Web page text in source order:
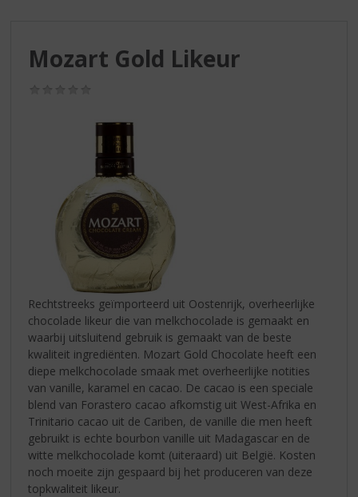
Mozart Gold Likeur
Rechtstreeks geïmporteerd uit Oostenrijk, overheerlijke
chocolade likeur die van melkchocolade is gemaakt en
waarbij uitsluitend gebruik is gemaakt van de beste
kwaliteit ingrediënten. Mozart Gold Chocolate heeft een
diepe melkchocolade smaak met overheerlijke notities
van vanille, karamel en cacao. De cacao is een speciale
blend van Forastero cacao afkomstig uit West-Afrika en
Trinitario cacao uit de Cariben, de vanille die men heeft
gebruikt is echte bourbon vanille uit Madagascar en de
witte melkchocolade komt (uiteraard) uit België. Kosten
noch moeite zijn gespaard bij het produceren van deze
topkwaliteit likeur.